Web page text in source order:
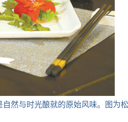
然与时光酿就的原始风味。图为